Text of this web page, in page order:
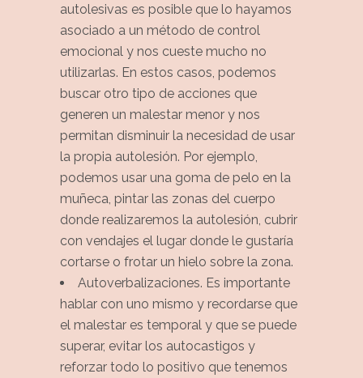
autolesivas es posible que lo hayamos
asociado a un método de control
emocional y nos cueste mucho no
utilizarlas. En estos casos, podemos
buscar otro tipo de acciones que
generen un malestar menor y nos
permitan disminuir la necesidad de usar
la propia autolesión. Por ejemplo,
podemos usar una goma de pelo en la
muñeca, pintar las zonas del cuerpo
donde realizaremos la autolesión, cubrir
con vendajes el lugar donde le gustaría
cortarse o frotar un hielo sobre la zona.
Autoverbalizaciones. Es importante
hablar con uno mismo y recordarse que
el malestar es temporal y que se puede
superar, evitar los autocastigos y
reforzar todo lo positivo que tenemos